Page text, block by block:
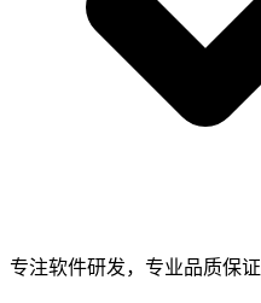
专注软件研发，专业品质保证